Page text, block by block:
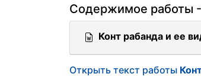
Содержимое работы
Конт рабанда и ее
Открыть текст работы